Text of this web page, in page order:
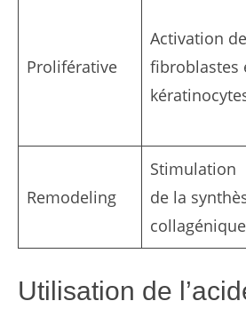
Proliférative
Activation
fibroblastes
Remodeling
Stimulation
de la
collagénique
Utilisation de